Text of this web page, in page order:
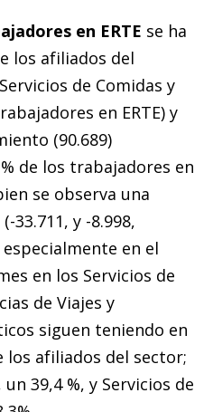
en ERTE se ha
los afiliados del
de Comidas y
en ERTE) y
(90.689)
de los trabajadores en
se observa una
33.711, y -8.998,
en el
en los Servicios de
de Viajes y
siguen teniendo en
los afiliados del sector;
39,4 %, y Servicios de